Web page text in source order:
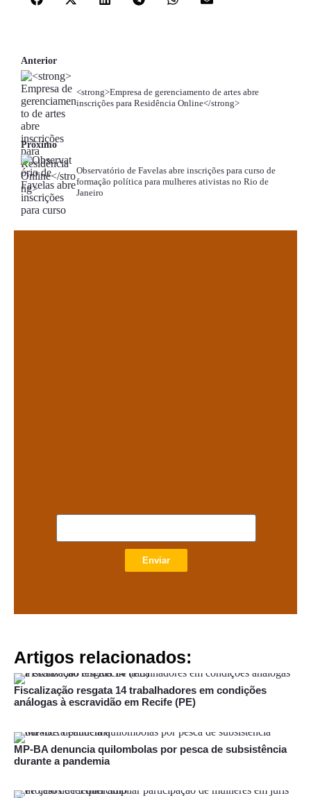
Anterior
<strong>Empresa de gerenciamento de artes abre
inscrições para Residência Online</strong>
Próximo
Observatório de Favelas abre inscrições para curso de
formação política para mulheres ativistas no Rio de
Janeiro
Enviar
Artigos relacionados:
Fiscalização resgata 14 trabalhadores em condições
análogas à escravidão em Recife (PE)
MP-BA denuncia quilombolas por pesca de subsistência
durante a pandemia